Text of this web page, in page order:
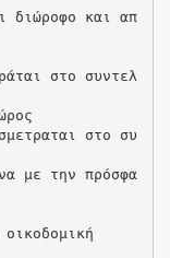
διώροφο και απ
στο συντελ
στο συ
με την πρόσφα